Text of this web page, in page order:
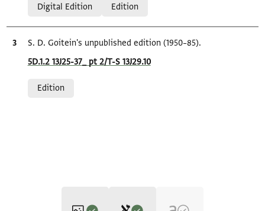
Digital Edition
Edition
Bibliographic citation
S. D. Goitein's unpublished edition (1950–85).
Location in source
5D.1.2 13J25-37_ pt 2/T-S 13J29.10
Edition